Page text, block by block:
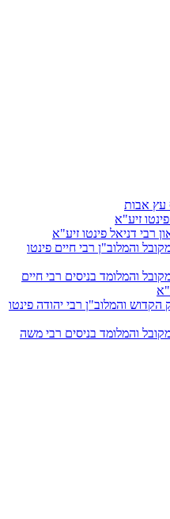
עץ אבות
זיע"א
רבי דניאל פינטו זיע"א
והמלוב"ן רבי חיים פינטו
והמלומד בניסים רבי חיים
הקדוש והמלוב"ן רבי יהודה פינטו
והמלומד בניסים רבי משה